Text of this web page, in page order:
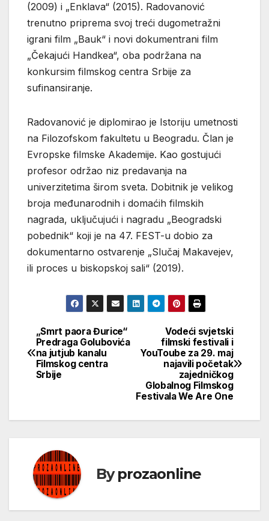
(2009) i „Enklava“ (2015). Radovanović
trenutno priprema svoj treći dugometražni
igrani film „Bauk“ i novi dokumentrani film
„Čekajući Handkea“, oba podržana na
konkursim filmskog centra Srbije za
sufinansiranje.
Radovanović je diplomirao je Istoriju umetnosti
na Filozofskom fakultetu u Beogradu. Član je
Evropske filmske Akademije. Kao gostujući
profesor održao niz predavanja na
univerzitetima širom sveta. Dobitnik je velikog
broja međunarodnih i domaćih filmskih
nagrada, uključujući i nagradu „Beogradski
pobednik“ koji je na 47. FEST-u dobio za
dokumentarno ostvarenje „Slučaj Makavejev,
ili proces u biskopskoj sali“ (2019).
Кретање
чланка
Vodeći svjetski
filmski festivali i
YouToube za 29. maj
najavili početak
zajedničkog
Globalnog Filmskog
Festivala We Are One
„Smrt paora Đurice“
Predraga Golubovića
na jutjub kanalu
Filmskog centra
Srbije
Byprozaonline